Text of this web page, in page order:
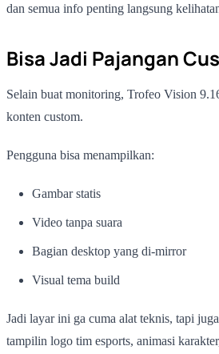
dan semua info penting langsung
Bisa Jadi Pajangan
Selain buat monitoring, Trofeo Vision
konten custom.
Pengguna bisa menampilkan:
Gambar statis
Video tanpa suara
Bagian desktop yang di-mirror
Visual tema build
Jadi layar ini ga cuma alat teknis, tapi
tampilin logo tim esports, animasi